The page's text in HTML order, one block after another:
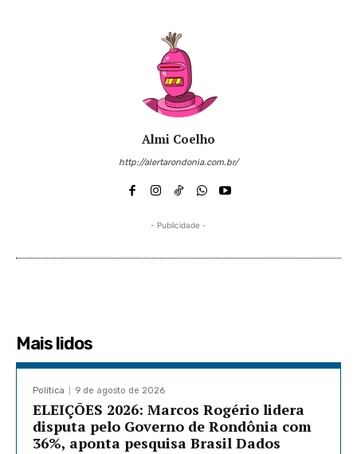
Almi Coelho
http://alertarondonia.com.br/
- Publicidade -
Mais lidos
Política 9 de agosto de 2026
ELEIÇÕES 2026: Marcos Rogério lidera
disputa pelo Governo de Rondônia com
36%, aponta pesquisa Brasil Dados